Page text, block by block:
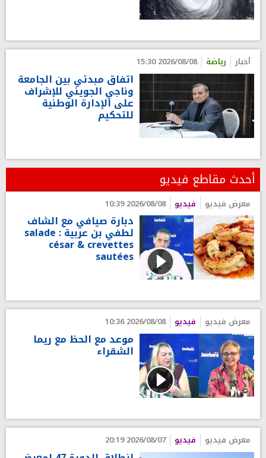
أخبار رياضة 2026/08/08 15:30
اتفاق مبدئي بين الجامعة
وناجي الجويني للإشراف
على الإدارة الوطنية
للتحكيم
أحدث مقاطع فيديو
معرض فيديو فيديو 2026/08/08 10:39
دبارة صيافي مع الشاف
لطفي بن عربية : salade
césar & crevettes
sautées
معرض فيديو فيديو 2026/08/08 10:36
موعد مع الحظ مع ريما
الشقراء
معرض فيديو فيديو 2026/08/07 20:19